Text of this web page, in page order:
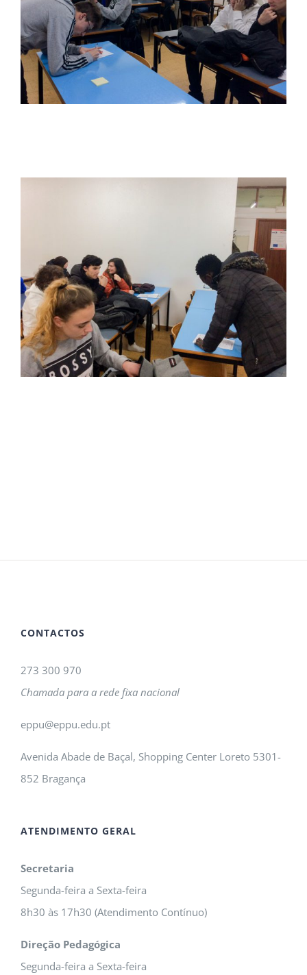
CONTACTOS
273 300 970
Chamada para a rede fixa nacional
eppu@eppu.edu.pt
Avenida Abade de Baçal, Shopping Center Loreto 5301-
852 Bragança
ATENDIMENTO GERAL
Secretaria
Segunda-feira a Sexta-feira
8h30 às 17h30 (Atendimento Contínuo)
Direção Pedagógica
Segunda-feira a Sexta-feira